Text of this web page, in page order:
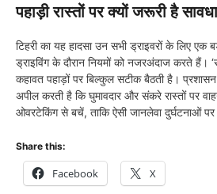
पहाड़ी रास्तों पर क्यों जरूरी है
टिहरी का यह हादसा उन सभी ड्राइवरों के लिए एक
ड्राइविंग के दौरान नियमों को नजरअंदाज करते हैं।
कहावत पहाड़ों पर बिल्कुल सटीक बैठती है।
अपील करती है कि घुमावदार और संकरे रास्तों पर
ओवरटेकिंग से बचें, ताकि ऐसी जानलेवा दुर्घटनाओं
Share this:
Facebook X